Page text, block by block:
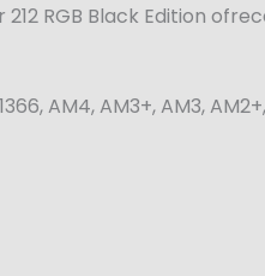
RGB Black Edition
AM4, AM3+, AM3,